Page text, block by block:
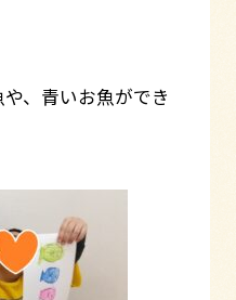
、青いお魚ができ